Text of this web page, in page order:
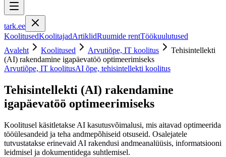
tark.ee
KoolitusedKoolitajadArtiklidRuumide rentTöökuulutused
Avaleht
Koolitused Arvutiõpe, IT koolitus
Tehisintellekti
(AI) rakendamine igapäevatöö optimeerimiseks
Arvutiõpe, IT koolitusAI õpe, tehisintellekti koolitus
Tehisintellekti (AI) rakendamine
igapäevatöö optimeerimiseks
Koolitusel käsitletakse AI kasutusvõimalusi, mis aitavad optimeerida
tööülesandeid ja teha andmepõhiseid otsuseid. Osalejatele
tutvustatakse erinevaid AI rakendusi andmeanalüüsis, informatsiooni
leidmisel ja dokumentidega suhtlemisel.